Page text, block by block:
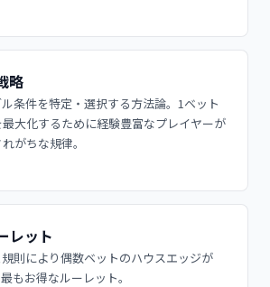
略
条件を特定・選択する方法論。1ベット
大化するために経験豊富なプレイヤーが
がちな規律。
レット
則により偶数ベットのハウスエッジが
もお得なルーレット。